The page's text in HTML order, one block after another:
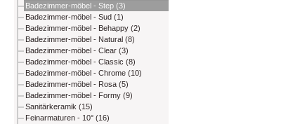
Badezimmer-möbel - Step (3)
Badezimmer-möbel - Sud (1)
Badezimmer-möbel - Behappy (2)
Badezimmer-möbel - Natural (8)
Badezimmer-möbel - Clear (3)
Badezimmer-möbel - Classic (8)
Badezimmer-möbel - Chrome (10)
Badezimmer-möbel - Rosa (5)
Badezimmer-möbel - Formy (9)
Sanitärkeramik (15)
Feinarmaturen - 10° (16)